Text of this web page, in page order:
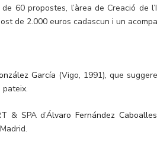
60 propostes, l’àrea de Creació de
de 2.000 euros cadascun i un
García (Vigo, 1991), que
& SPA d’Álvaro Fernández Caboalles